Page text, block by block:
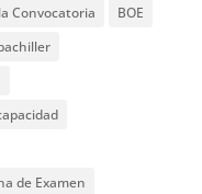
Convocatoria
BOE
de Examen